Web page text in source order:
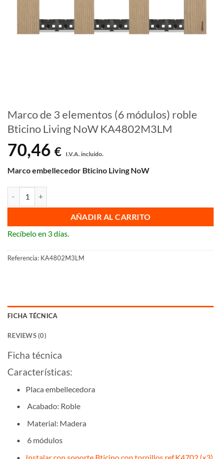
Marco de 3 elementos (6 módulos) roble
Bticino Living NoW KA4802M3LM
70,46 € I.V.A. incluido.
Marco embellecedor Bticino Living NoW
AÑADIR AL CARRITO
Recíbelo en 3 días.
Referencia: KA4802M3LM
FICHA TÉCNICA
REVIEWS (0)
Ficha técnica
Características:
Placa embellecedora
Acabado: Roble
Material: Madera
6 módulos